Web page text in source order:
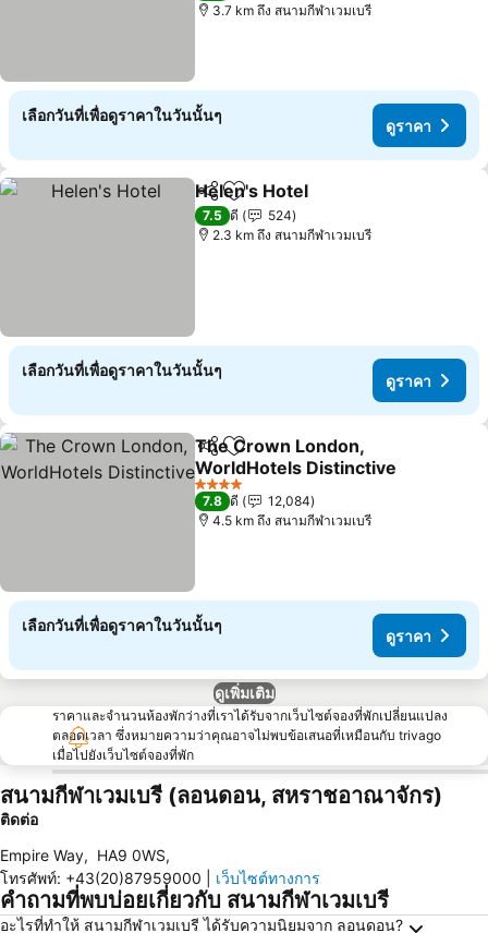
3.7 km ถึง สนามกีฬาเวมเบรี
เลือกวันที่เพื่อดูราคาในวันนั้นๆ
ดูราคา
แชร์ เพิ่มในรายการโปรด
Helen's Hotel
7.5 ดี
524
2.3 km ถึง สนามกีฬาเวมเบรี
เลือกวันที่เพื่อดูราคาในวันนั้นๆ
ดูราคา
แชร์ เพิ่มในรายการโปรด
The Crown London,
WorldHotels Distinctive
ดูราคา
4 ดาว
7.8 ดี
12,084
4.5 km ถึง สนามกีฬาเวมเบรี
เลือกวันที่เพื่อดูราคาในวันนั้นๆ
ดูราคา
ดูเพิ่มเติม
ราคาและจำนวนห้องพักว่างที่เราได้รับจากเว็บไซต์จองที่พักเปลี่ยนแปลง
ตลอดเวลา ซึ่งหมายความว่าคุณอาจไม่พบข้อเสนอที่เหมือนกับ trivago
เมื่อไปยังเว็บไซต์จองที่พัก
สนามกีฬาเวมเบรี (ลอนดอน, สหราชอาณาจักร)
ติดต่อ
Empire Way, HA9 0WS,
โทรศัพท์: +43(20)87959000 เว็บไซต์ทางการ
คำถามที่พบบ่อยเกี่ยวกับ สนามกีฬาเวมเบรี
อะไรที่ทำให้ สนามกีฬาเวมเบรี ได้รับความนิยมจาก ลอนดอน?